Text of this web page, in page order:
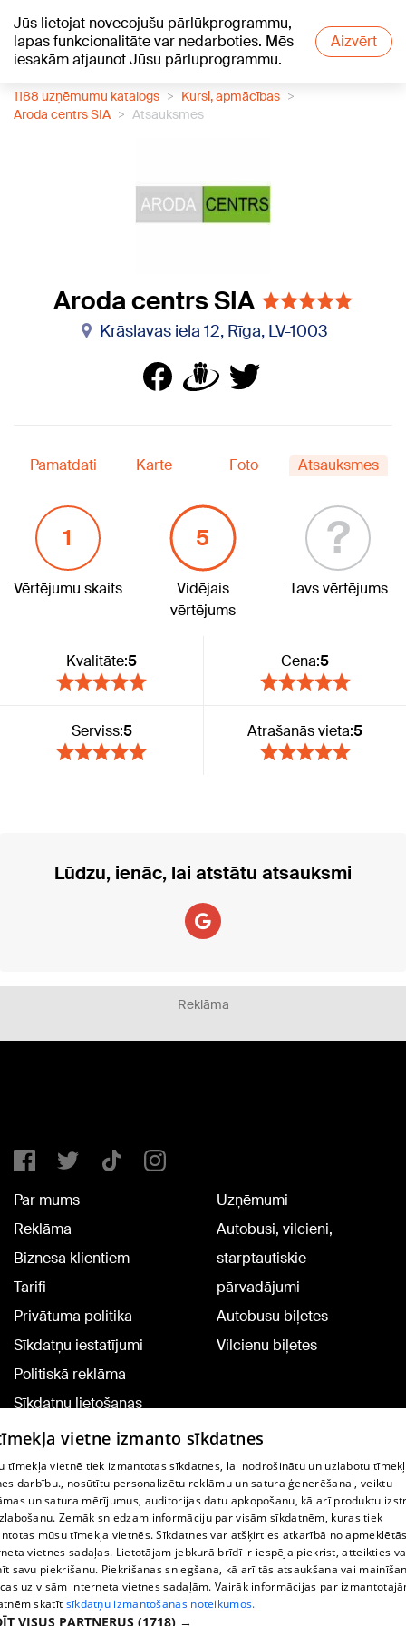
Jūs lietojat novecojušu pārlūkprogrammu,
lapas funkcionalitāte var nedarboties. Mēs
iesakām atjaunot Jūsu pārluprogrammu.
Aizvērt
+26°C
1188 uzņēmumu katalogs
Kursi, apmācības
Aroda centrs SIA
Atsauksmes
Aroda centrs SIA
Krāslavas iela 12, Rīga, LV-1003
Pamatdati Karte Foto Atsauksmes
1
Vērtējumu skaits
5
Vidējais
vērtējums
?
Tavs vērtējums
Kvalitāte:5 Cena:5
Serviss:5 Atrašanās vieta:5
Lūdzu, ienāc, lai atstātu atsauksmi
Reklāma
Par mums
Reklāma
Biznesa klientiem
Tarifi
Privātuma politika
Sīkdatņu iestatījumi
Politiskā reklāma
Sīkdatņu lietošanas
noteikumi
Komentāru pievienošana
Uzņēmumi
Autobusi, vilcieni,
starptautiskie
pārvadājumi
Autobusu biļetes
Vilcienu biļetes
TV programma
Līguma noteikumi
360 Ziņu kontakti
Helio Media
vietne izmanto sīkdatnes
tīmekļa vietnē tiek izmantotas sīkdatnes, lai nodrošinātu un uzlabotu
darbību., nosūtītu personalizētu reklāmu un satura ģenerēšanai, veiktu
un satura mērījumus, auditorijas datu apkopošanu, kā arī produktu
Zemāk sniedzam informāciju par visām sīkdatnēm, kuras tiek
mūsu tīmekļa vietnēs. Sīkdatnes var atšķirties atkarībā no
vietnes sadaļas. Lietotājam jebkurā brīdī ir iespēja piekrist, atteikties
savu piekrišanu. Piekrišanas sniegšana, kā arī tās atsaukšana vai
uz visām interneta vietnes sadaļām. Vairāk informācijas par
skatīt sīkdatņu izmantošanas noteikumos.
VISUS PARTNERUS (1718) →